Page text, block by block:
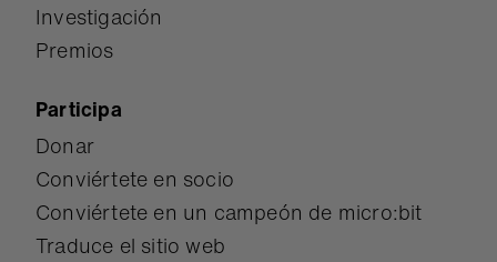
Investigación
Premios
Participa
Donar
Conviértete en socio
Conviértete en un campeón de micro:bit
Traduce el sitio web